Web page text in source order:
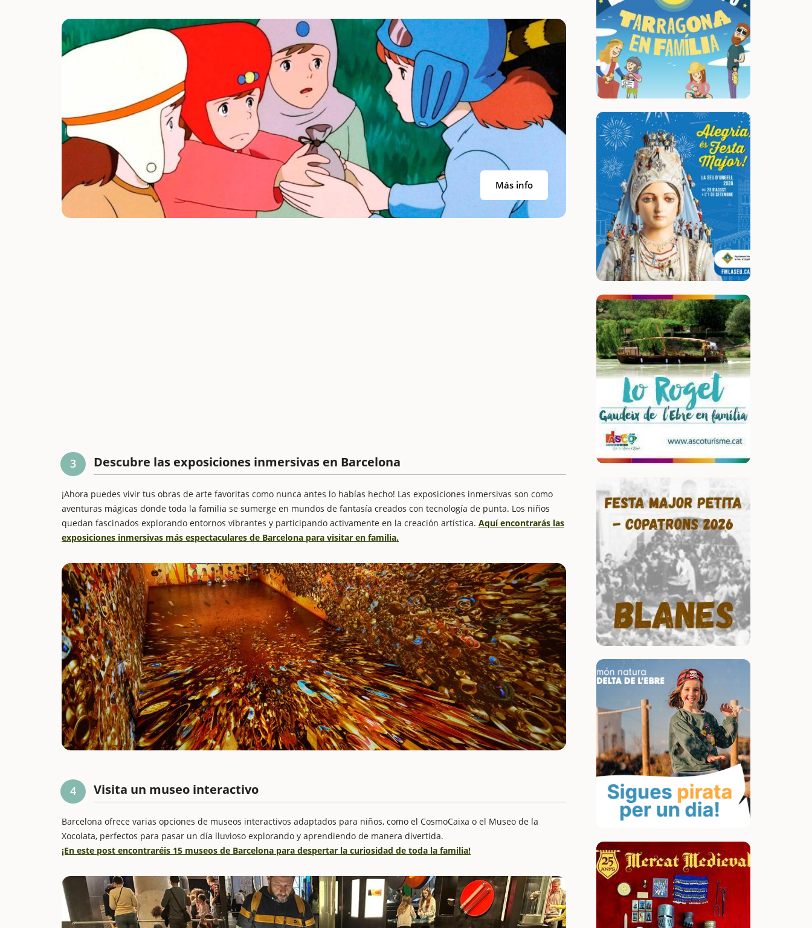
Más info
3 Descubre las exposiciones inmersivas en Barcelona
¡Ahora puedes vivir tus obras de arte favoritas como nunca antes lo habías hecho! Las exposiciones inmersivas son como
aventuras mágicas donde toda la familia se sumerge en mundos de fantasía creados con tecnología de punta. Los niños
quedan fascinados explorando entornos vibrantes y participando activamente en la creación artística. Aquí encontrarás las
exposiciones inmersivas más espectaculares de Barcelona para visitar en familia.
4 Visita un museo interactivo
Barcelona ofrece varias opciones de museos interactivos adaptados para niños, como el CosmoCaixa o el Museo de la
Xocolata, perfectos para pasar un día lluvioso explorando y aprendiendo de manera divertida.
¡En este post encontraréis 15 museos de Barcelona para despertar la curiosidad de toda la familia!